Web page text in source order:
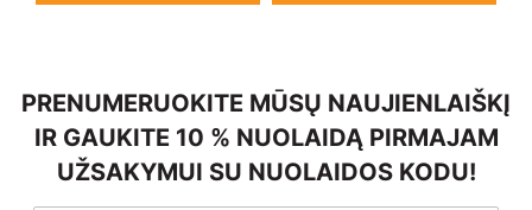
PRENUMERUOKITE MŪSŲ NAUJIENLAIŠKĮ
IR GAUKITE 10 % NUOLAIDĄ PIRMAJAM
UŽSAKYMUI SU NUOLAIDOS KODU!